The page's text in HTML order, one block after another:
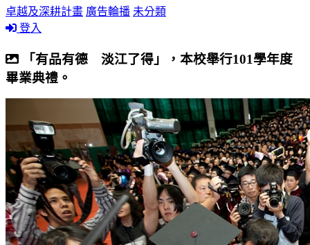
卓越及深耕計畫 廣告輪播 未分類
登入
「有品有德 淡江了得」，本校舉行101學年度
畢業典禮。